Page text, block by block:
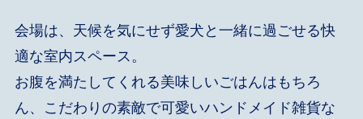
会場は、天候を気にせず愛犬と一緒に過ごせる快
適な室内スペース。
お腹を満たしてくれる美味しいごはんはもちろ
ん、こだわりの素敵で可愛いハンドメイド雑貨な